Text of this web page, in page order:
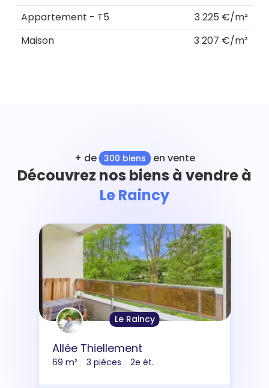
Appartement - T5
3 225 €/m²
Maison
3 207 €/m²
+ de 300 biens en vente
Découvrez nos biens à vendre à
Le Raincy
Le Raincy
Allée Thiellement
69 m² 3 pièces 2e ét.